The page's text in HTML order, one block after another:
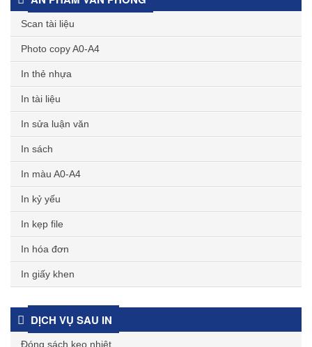
Scan tài liệu
Photo copy A0-A4
In thẻ nhựa
In tài liệu
In sửa luận văn
In sách
In màu A0-A4
In kỷ yếu
In kẹp file
In hóa đơn
In giấy khen
DỊCH VỤ SAU IN
Đóng sách keo nhiệt